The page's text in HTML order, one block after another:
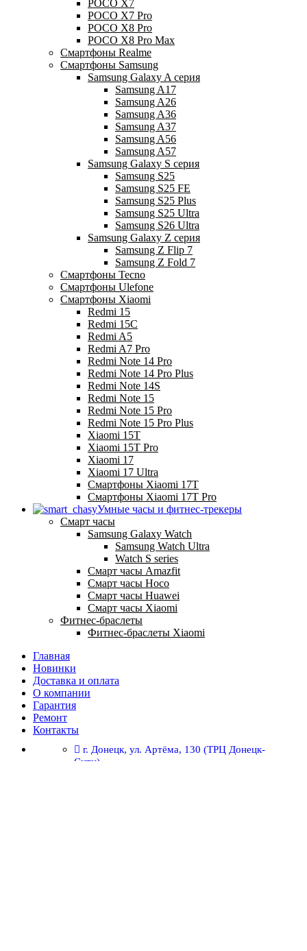
POCO X7
POCO X7 Pro
POCO X8 Pro
POCO X8 Pro Max
Смартфоны Realme
Смартфоны Samsung
Samsung Galaxy A серия
Samsung A17
Samsung A26
Samsung A36
Samsung A37
Samsung A56
Samsung A57
Samsung Galaxy S серия
Samsung S25
Samsung S25 FE
Samsung S25 Plus
Samsung S25 Ultra
Samsung S26 Ultra
Samsung Galaxy Z серия
Samsung Z Flip 7
Samsung Z Fold 7
Смартфоны Tecno
Смартфоны Ulefone
Смартфоны Xiaomi
Redmi 15
Redmi 15C
Redmi A5
Redmi A7 Pro
Redmi Note 14 Pro
Redmi Note 14 Pro Plus
Redmi Note 14S
Redmi Note 15
Redmi Note 15 Pro
Redmi Note 15 Pro Plus
Xiaomi 15T
Xiaomi 15T Pro
Xiaomi 17
Xiaomi 17 Ultra
Смартфоны Xiaomi 17Т
Смартфоны Xiaomi 17Т Pro
Умные часы и фитнес-трекеры
Смарт часы
Samsung Galaxy Watch
Samsung Watch Ultra
Watch S series
Смарт часы Amazfit
Смарт часы Hoco
Смарт часы Huawei
Смарт часы Xiaomi
Фитнес-браслеты
Фитнес-браслеты Xiaomi
Главная
Новинки
Доставка и оплата
О компании
Гарантия
Ремонт
Контакты
г. Донецк, ул. Артёма, 130 (ТРЦ Донецк-
Сити)